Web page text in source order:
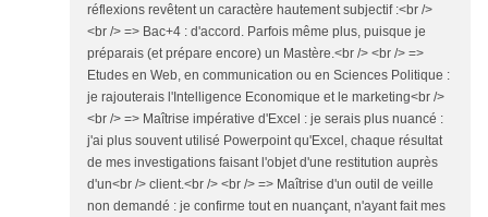
réflexions revêtent un caractère hautement subjectif :<br />
<br /> => Bac+4 : d'accord. Parfois même plus, puisque je
préparais (et prépare encore) un Mastère.<br /> <br /> =>
Etudes en Web, en communication ou en Sciences Politique :
je rajouterais l'Intelligence Economique et le marketing<br />
<br /> => Maîtrise impérative d'Excel : je serais plus nuancé :
j'ai plus souvent utilisé Powerpoint qu'Excel, chaque résultat
de mes investigations faisant l'objet d'une restitution auprès
d'un<br /> client.<br /> <br /> => Maîtrise d'un outil de veille
non demandé : je confirme tout en nuançant, n'ayant fait mes